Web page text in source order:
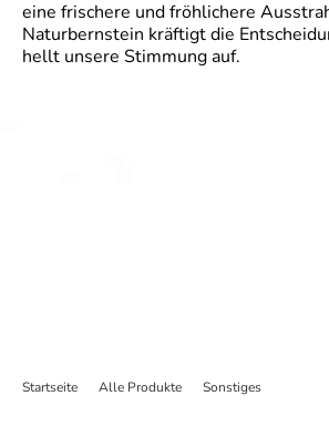
eine frischere und fröhlichere
Naturbernstein kräftigt die
hellt unsere Stimmung auf.
Startseite Alle Produkte Sonstiges